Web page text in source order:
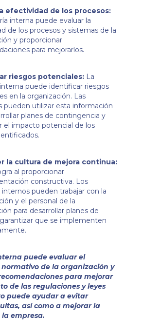
efectividad de los procesos:
interna puede evaluar la
de los procesos y sistemas de la
y proporcionar
para mejorarlos.
riesgos potenciales: La
puede identificar riesgos
en la organización. Las
pueden utilizar esta información
planes de contingencia y
el impacto potencial de los
la cultura de mejora continua:
al proporcionar
constructiva. Los
pueden trabajar con la
y el personal de la
para desarrollar planes de
que se implementen
puede evaluar el
de la organización y
para mejorar
de las regulaciones y leyes
puede ayudar a evitar
así como a mejorar la
empresa.